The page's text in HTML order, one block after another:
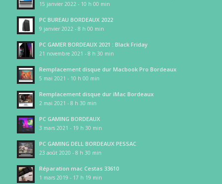
15 janvier 2022 - 10 h 00 min
PC BUREAU BORDEAUX 2022
9 janvier 2022 - 8 h 00 min
PC GAMER BORDEAUX 2021 : Black Friday
21 novembre 2021 - 8 h 30 min
Remplacement disque dur Macbook Pro Bordeaux
5 mai 2021 - 10 h 00 min
Remplacement disque dur iMac Bordeaux
2 mai 2021 - 8 h 30 min
PC GAMING BORDEAUX
3 mars 2021 - 19 h 30 min
PC GAMING DELL BORDEAUX PESSAC
23 août 2020 - 8 h 30 min
Réparation mac Cestas 33610
1 mars 2019 - 17 h 19 min